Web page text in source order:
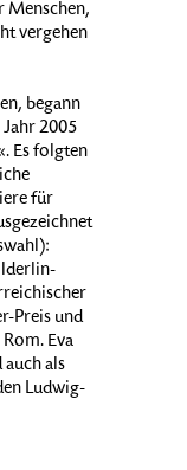
Menschen,
vergehen
begann
2005
Es folgten
für
Preis und
Eva
auch als
Ludwig-